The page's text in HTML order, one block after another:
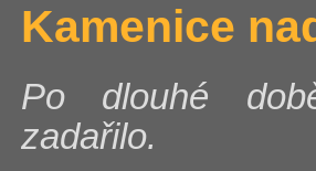
Kamenice
Po dlouhé
zadařilo.